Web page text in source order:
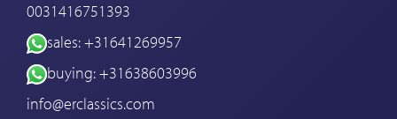
0031416751393
sales: +31641269957
buying: +31638603996
info@erclassics.com